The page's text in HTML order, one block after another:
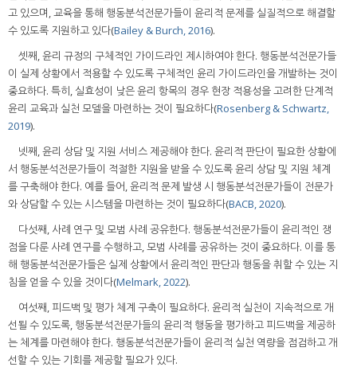
고 있으며, 교육을 통해 행동분석전문가들이 윤리적 문제를 실질적으로 해결할
수 있도록 지원하고 있다(Bailey & Burch, 2016).
셋째, 윤리 규정의 구체적인 가이드라인 제시하여야 한다. 행동분석전문가들
이 실제 상황에서 적용할 수 있도록 구체적인 윤리 가이드라인을 개발하는 것이
중요하다. 특히, 실효성이 낮은 윤리 항목의 경우 현장 적용성을 고려한 단계적
윤리 교육과 실천 모델을 마련하는 것이 필요하다(Rosenberg & Schwartz,
2019).
넷째, 윤리 상담 및 지원 서비스 제공해야 한다. 윤리적 판단이 필요한 상황에
서 행동분석전문가들이 적절한 지원을 받을 수 있도록 윤리 상담 및 지원 체계
를 구축해야 한다. 예를 들어, 윤리적 문제 발생 시 행동분석전문가들이 전문가
와 상담할 수 있는 시스템을 마련하는 것이 필요하다(BACB, 2020).
다섯째, 사례 연구 및 모범 사례 공유한다. 행동분석전문가들이 윤리적인 쟁
점을 다룬 사례 연구를 수행하고, 모범 사례를 공유하는 것이 중요하다. 이를 통
해 행동분석전문가들은 실제 상황에서 윤리적인 판단과 행동을 취할 수 있는 지
침을 얻을 수 있을 것이다(Melmark, 2022).
여섯째, 피드백 및 평가 체계 구축이 필요하다. 윤리적 실천이 지속적으로 개
선될 수 있도록, 행동분석전문가들의 윤리적 행동을 평가하고 피드백을 제공하
는 체계를 마련해야 한다. 행동분석전문가들이 윤리적 실천 역량을 점검하고 개
선할 수 있는 기회를 제공할 필요가 있다.